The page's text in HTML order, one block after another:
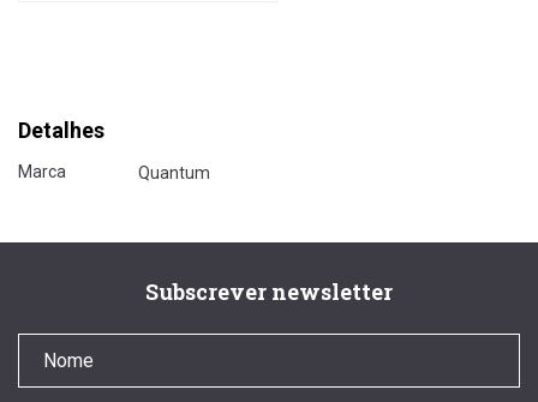
Detalhes
Marca Quantum
Subscrever newsletter